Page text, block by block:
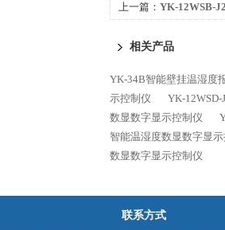
上一篇： YK-12WSB-
相关产品
YK-34B智能壁挂温湿度
示控制仪
YK-
数显数字显示控制仪
智能温湿度数显数字显
数显数字显示控制仪
联系方式